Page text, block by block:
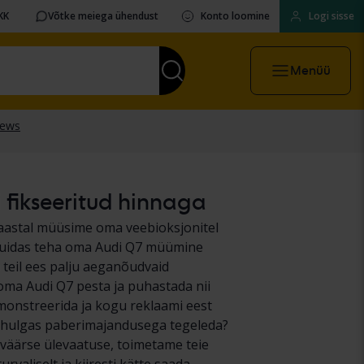
Võtke meiega ühendust Konto loomine Logi sisse
Menüü
fikseeritud hinnaga
müüsime oma veebioksjonitel
teha oma Audi Q7 müümine
ees palju aeganõudvaid
Audi Q7 pesta ja puhastada nii
ja kogu reklaami eest
paberimajandusega tegeleda?
ülevaatuse, toimetame teie